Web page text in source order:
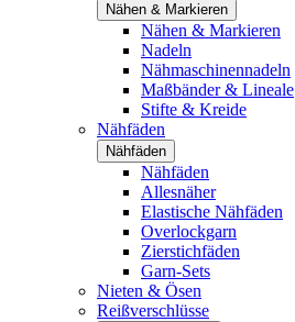
Nähen & Markieren
Nähen & Markieren
Nadeln
Nähmaschinennadeln
Maßbänder & Lineale
Stifte & Kreide
Nähfäden
Nähfäden
Nähfäden
Allesnäher
Elastische Nähfäden
Overlockgarn
Zierstichfäden
Garn-Sets
Nieten & Ösen
Reißverschlüsse